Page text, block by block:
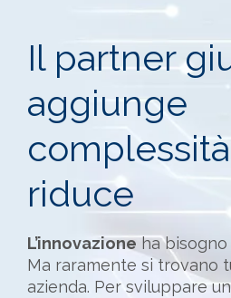
Il partner
aggiunge
riduce
L’innovazioneha bisogno
Ma raramente si trovano
azienda. Per sviluppare